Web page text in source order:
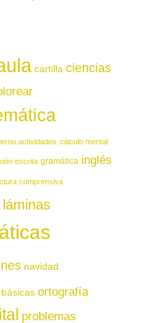
cartilla ciencias
actividades cálculo mental
escrita gramática inglés
comprensiva
láminas
navidad
ortografía
problemas